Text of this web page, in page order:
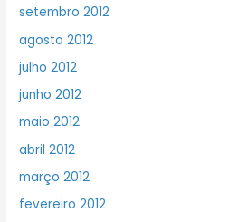
setembro 2012
agosto 2012
julho 2012
junho 2012
maio 2012
abril 2012
março 2012
fevereiro 2012